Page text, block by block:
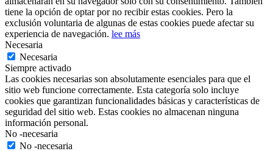
tiene la opción de optar por no recibir estas cookies. Pero la
exclusión voluntaria de algunas de estas cookies puede afectar su
experiencia de navegación. lee más
Necesaria
Necesaria
Siempre activado
Las cookies necesarias son absolutamente esenciales para que el
sitio web funcione correctamente. Esta categoría solo incluye
cookies que garantizan funcionalidades básicas y características de
seguridad del sitio web. Estas cookies no almacenan ninguna
información personal.
No -necesaria
No -necesaria